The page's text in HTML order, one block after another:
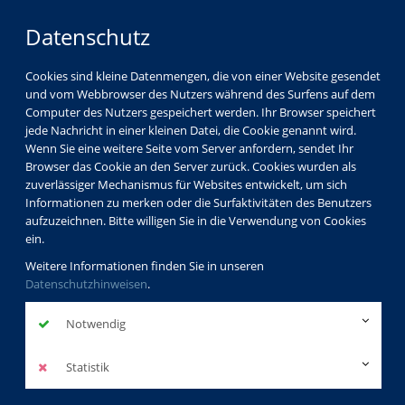
Datenschutz
Cookies sind kleine Datenmengen, die von einer Website gesendet
und vom Webbrowser des Nutzers während des Surfens auf dem
Computer des Nutzers gespeichert werden. Ihr Browser speichert
jede Nachricht in einer kleinen Datei, die Cookie genannt wird.
Wenn Sie eine weitere Seite vom Server anfordern, sendet Ihr
Browser das Cookie an den Server zurück. Cookies wurden als
zuverlässiger Mechanismus für Websites entwickelt, um sich
Informationen zu merken oder die Surfaktivitäten des Benutzers
aufzuzeichnen. Bitte willigen Sie in die Verwendung von Cookies
ein.
Weitere Informationen finden Sie in unseren
Datenschutzhinweisen.
Notwendig
Statistik